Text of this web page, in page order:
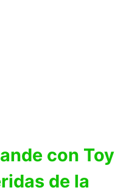
con Toy
de la